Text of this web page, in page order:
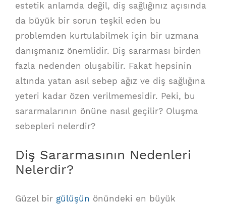
estetik anlamda değil, diş sağlığınız açısında
da büyük bir sorun teşkil eden bu
problemden kurtulabilmek için bir uzmana
danışmanız önemlidir. Diş sararması birden
fazla nedenden oluşabilir. Fakat hepsinin
altında yatan asıl sebep ağız ve diş sağlığına
yeteri kadar özen verilmemesidir. Peki, bu
sararmalarının önüne nasıl geçilir? Oluşma
sebepleri nelerdir?
Diş Sararmasının Nedenleri
Nelerdir?
Güzel bir gülüşün önündeki en büyük